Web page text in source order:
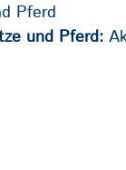
Pferd
und Pferd: